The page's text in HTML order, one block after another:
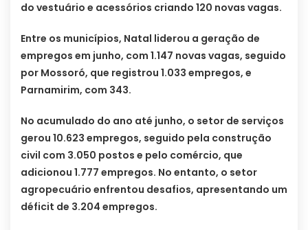
do vestuário e acessórios criando 120 novas vagas.
Entre os municípios, Natal liderou a geração de
empregos em junho, com 1.147 novas vagas, seguido
por Mossoró, que registrou 1.033 empregos, e
Parnamirim, com 343.
No acumulado do ano até junho, o setor de serviços
gerou 10.623 empregos, seguido pela construção
civil com 3.050 postos e pelo comércio, que
adicionou 1.777 empregos. No entanto, o setor
agropecuário enfrentou desafios, apresentando um
déficit de 3.204 empregos.